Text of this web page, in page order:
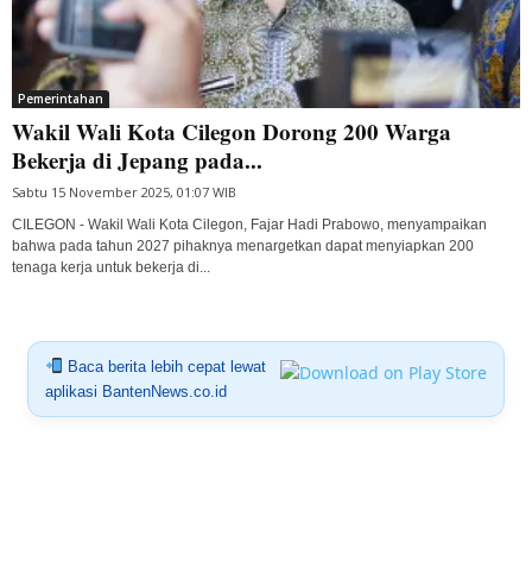
Pemerintahan
Wakil Wali Kota Cilegon Dorong 200 Warga
Bekerja di Jepang pada...
Sabtu 15 November 2025, 01:07 WIB
CILEGON - Wakil Wali Kota Cilegon, Fajar Hadi Prabowo, menyampaikan
bahwa pada tahun 2027 pihaknya menargetkan dapat menyiapkan 200
tenaga kerja untuk bekerja di...
Baca berita lebih cepat lewat
aplikasi BantenNews.co.id